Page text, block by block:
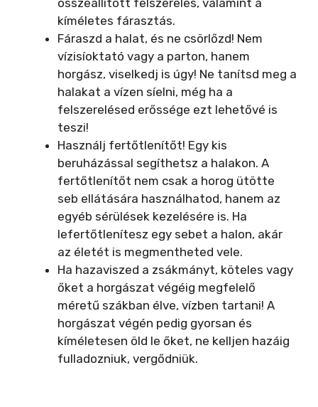
kíméletes fárasztás.
Fáraszd a halat, és ne csörlőzd! Nem
vízisíoktató vagy a parton, hanem
horgász, viselkedj is úgy! Ne tanítsd meg a
halakat a vízen síelni, még ha a
felszerelésed erőssége ezt lehetővé is
teszi!
Használj fertőtlenítőt! Egy kis
beruházással segíthetsz a halakon. A
fertőtlenítőt nem csak a horog ütötte
seb ellátására használhatod, hanem az
egyéb sérülések kezelésére is. Ha
lefertőtlenítesz egy sebet a halon, akár
az életét is megmentheted vele.
Ha hazaviszed a zsákmányt, köteles vagy
őket a horgászat végéig megfelelő
méretű szákban élve, vízben tartani! A
horgászat végén pedig gyorsan és
kíméletesen öld le őket, ne kelljen hazáig
fulladozniuk, vergődniük.